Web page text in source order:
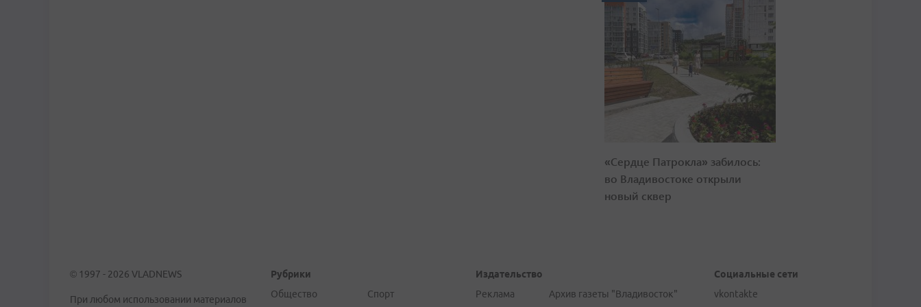
«Сердце Патрокла» забилось:
во Владивостоке открыли
новый сквер
© 1997 - 2026 VLADNEWS
При любом использовании материалов
Рубрики
Общество
Спорт
Издательство
Реклама
Архив газеты "Владивосток"
Социальные сети
vkontakte